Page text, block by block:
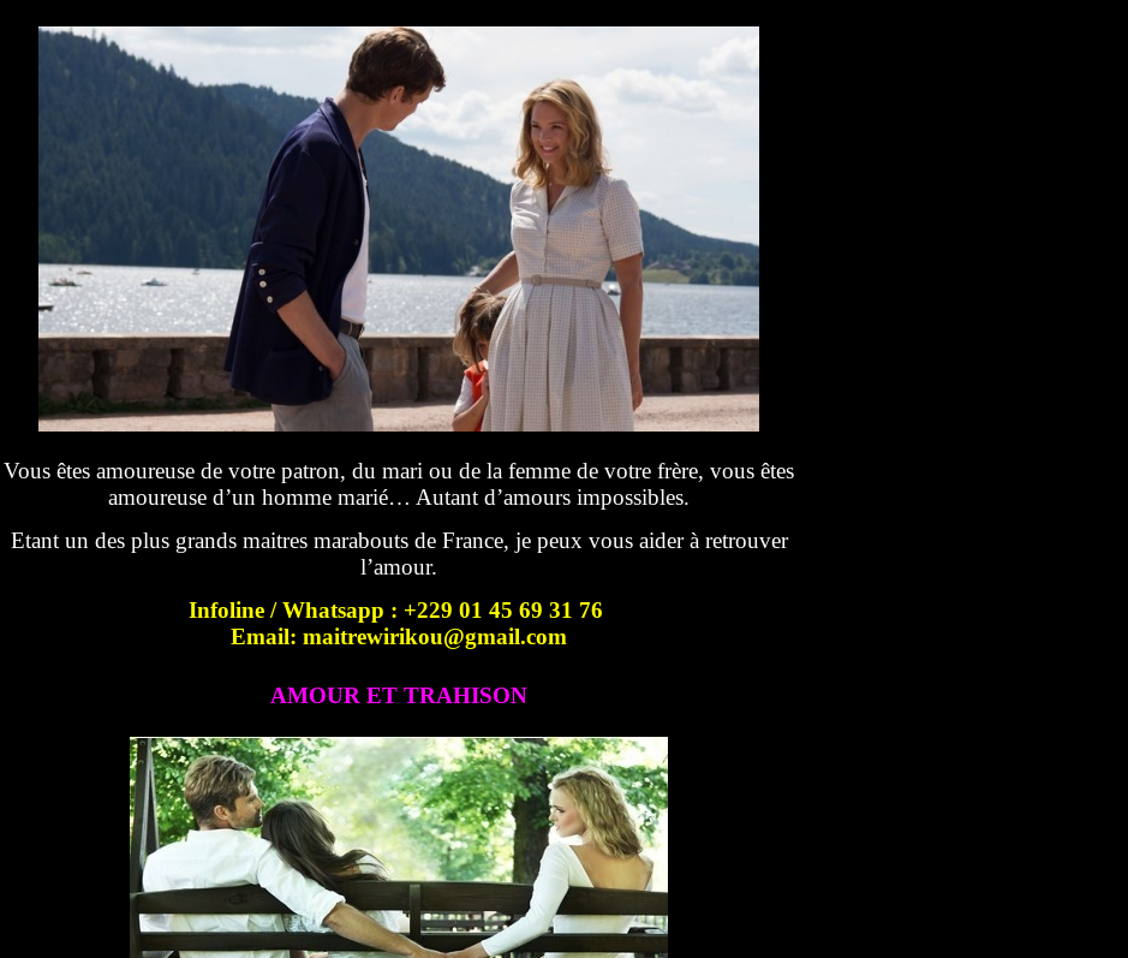
Vous êtes amoureuse de votre patron, du mari ou de la femme de votre frère, vous êtes
amoureuse d’un homme marié… Autant d’amours impossibles.
Etant un des plus grands maitres marabouts de France, je peux vous aider à retrouver
l’amour.
Infoline / Whatsapp : +229 01 45 69 31 76
Email: maitrewirikou@gmail.com
AMOUR ET TRAHISON